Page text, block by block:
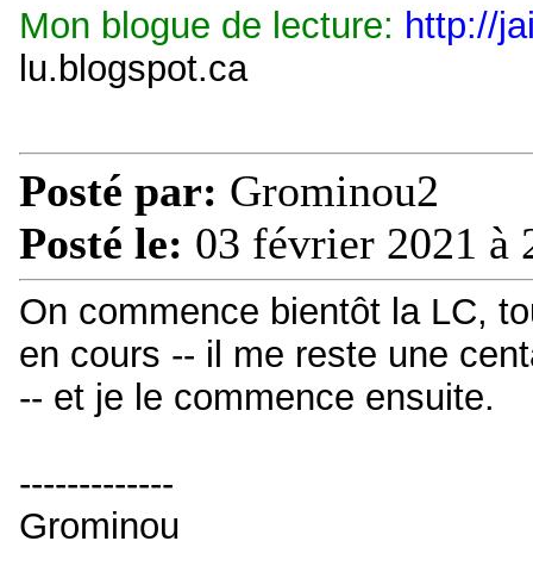
Mon blogue de lecture: http://
lu.blogspot.ca
Posté par: Grominou2
Posté le: 03 février 2021 à
On commence bientôt la LC,
en cours -- il me reste une
-- et je le commence ensuite.
-------------
Grominou